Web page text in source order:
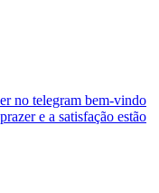
no telegram bem-vindo
e a satisfação estão